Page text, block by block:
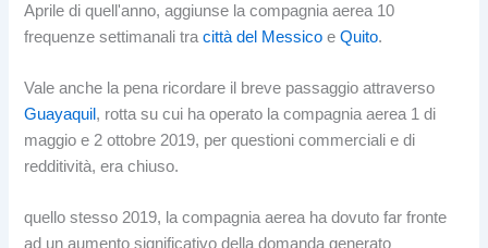
Aprile di quell'anno, aggiunse la compagnia aerea 10
frequenze settimanali tracittà del Messico eQuito.
Vale anche la pena ricordare il breve passaggio attraverso
Guayaquil , rotta su cui ha operato la compagnia aerea 1 di
maggio e 2 ottobre 2019, per questioni commerciali e di
redditività, era chiuso.
quello stesso 2019, la compagnia aerea ha dovuto far fronte
ad un aumento significativo della domanda generato